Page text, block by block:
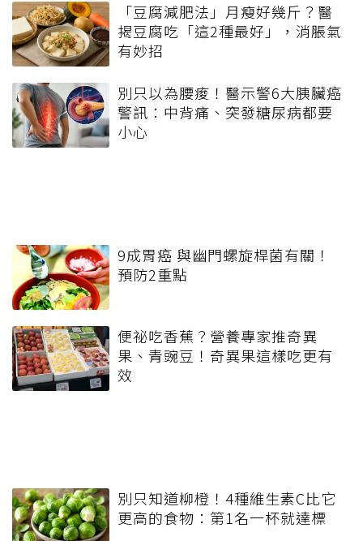
「豆腐減肥法」月瘦好幾斤？醫
揭豆腐吃「這2種最好」，消脹氣
有妙招
別只以為腰痠！醫示警6大胰臟癌
警訊：中背痛、突發糖尿病都要
小心
9成胃癌 與幽門螺旋桿菌有關！
預防2重點
便祕吃香蕉？營養專家推奇異
果、青豌豆！奇異果這樣吃更有
效
別只知道柳橙！4種維生素C比它
更高的食物：第1名一杯就達標